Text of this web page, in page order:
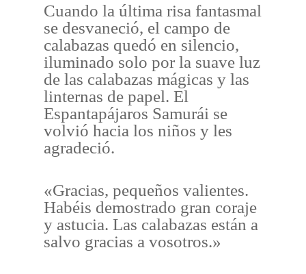
Cuando la última risa fantasmal
se desvaneció, el campo de
calabazas quedó en silencio,
iluminado solo por la suave luz
de las calabazas mágicas y las
linternas de papel. El
Espantapájaros Samurái se
volvió hacia los niños y les
agradeció.
«Gracias, pequeños valientes.
Habéis demostrado gran coraje
y astucia. Las calabazas están a
salvo gracias a vosotros.»